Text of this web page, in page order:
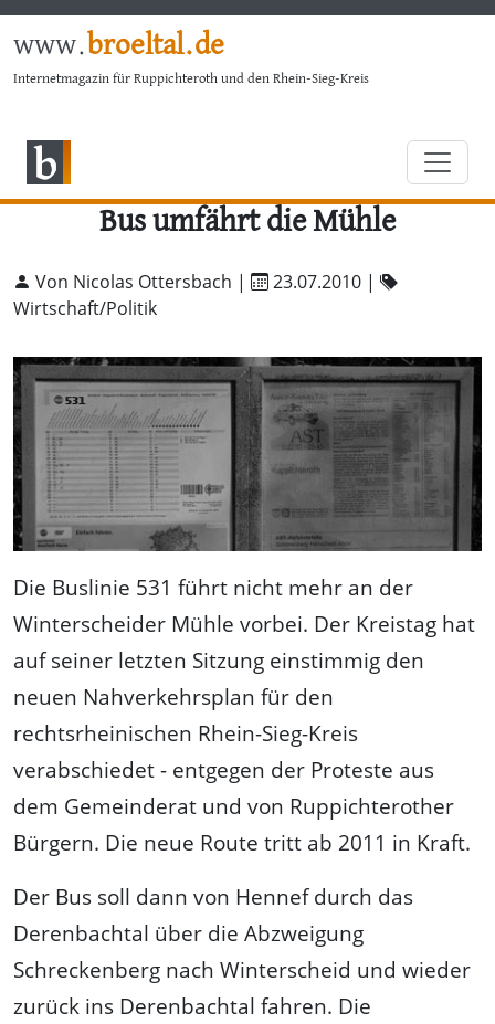
www.broeltal.de
Internetmagazin für Ruppichteroth und den Rhein-Sieg-Kreis
Bus umfährt die Mühle
Von Nicolas Ottersbach | 23.07.2010 |
Wirtschaft/Politik
Die Buslinie 531 führt nicht mehr an der
Winterscheider Mühle vorbei. Der Kreistag hat
auf seiner letzten Sitzung einstimmig den
neuen Nahverkehrsplan für den
rechtsrheinischen Rhein-Sieg-Kreis
verabschiedet - entgegen der Proteste aus
dem Gemeinderat und von Ruppichterother
Bürgern. Die neue Route tritt ab 2011 in Kraft.
Der Bus soll dann von Hennef durch das
Derenbachtal über die Abzweigung
Schreckenberg nach Winterscheid und wieder
zurück ins Derenbachtal fahren. Die